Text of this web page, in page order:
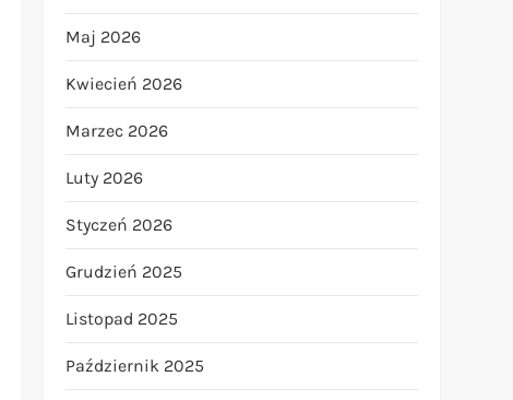
Maj 2026
Kwiecień 2026
Marzec 2026
Luty 2026
Styczeń 2026
Grudzień 2025
Listopad 2025
Październik 2025